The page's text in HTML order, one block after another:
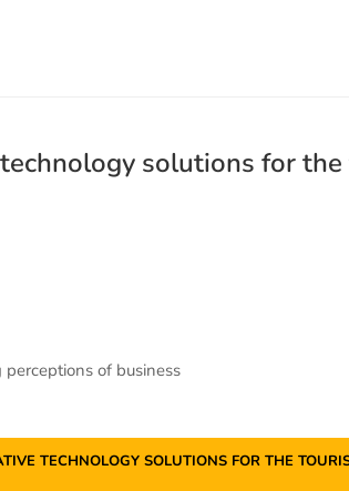
solutions for
of business
TECHNOLOGY SOLUTIONS FOR THE